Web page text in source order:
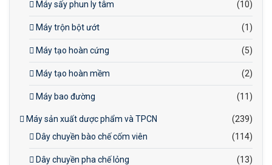
Máy sấy phun ly tâm (10)
Máy trộn bột ướt (1)
Máy tạo hoàn cứng (5)
Máy tạo hoàn mềm (2)
Máy bao đường (11)
Máy sản xuất dược phẩm và TPCN
(239)
Dây chuyền bào chế cốm viên
(114)
Dây chuyền pha chế lỏng (13)